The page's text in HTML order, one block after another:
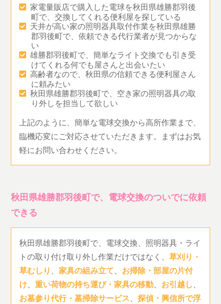
家電量販店で購入した電球を秋田県雄勝郡羽後
町で、交換してくれる便利屋を探している
天井が高い家の照明器具取付作業を秋田県雄勝
郡羽後町で、依頼できる代行業者が見つからな
い
雄勝郡羽後町で、簡単なライト交換でも引き受
けてくれる何でも屋さんと出会いたい
高齢者なので、秋田県の信頼できる便利屋さん
に頼みたい
秋田県雄勝郡羽後町で、空き家の照明器具の取
り外しを担当して欲しい
上記のように、簡単な電球交換から高所作業まで、
臨機応変にご対応させていただきます。まずはお気
軽にお問い合わせください。
秋田県雄勝郡羽後町で、電球交換のついでに依頼
できる
秋田県雄勝郡羽後町で、電球交換、照明器具・ライ
トの取り付け取り外し作業だけではなく、草刈り・
草むしり 、家具の組み立て、 お掃除・部屋の片付
け、重い荷物の持ち運び・家具の移動、 お引越し、
お墓参り代行・墓掃除サービス、探偵・興信所で浮